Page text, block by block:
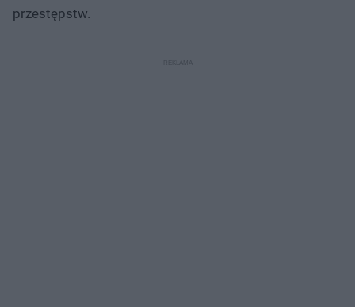
przestępstw.